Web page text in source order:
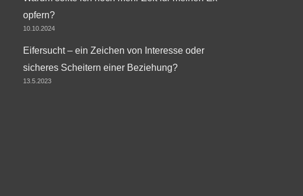
opfern?
10.10.2024
Eifersucht – ein Zeichen von Interesse oder
sicheres Scheitern einer Beziehung?
13.5.2023